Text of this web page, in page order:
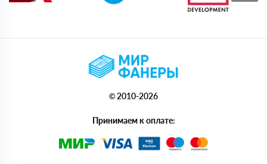
© 2010-2026
Принимаем к оплате: